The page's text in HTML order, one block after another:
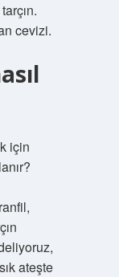
cevizi.
için
ateşte